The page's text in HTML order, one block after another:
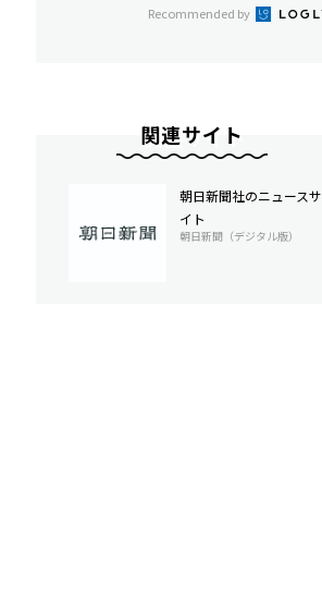
Recommended by
関連サイト
朝日新聞社のニュースサ
イト
朝日新聞（デジタル版）